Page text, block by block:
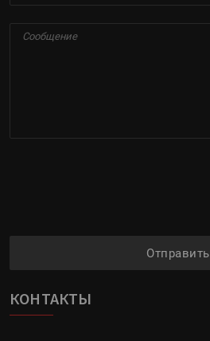
Отправить
КОНТАКТЫ